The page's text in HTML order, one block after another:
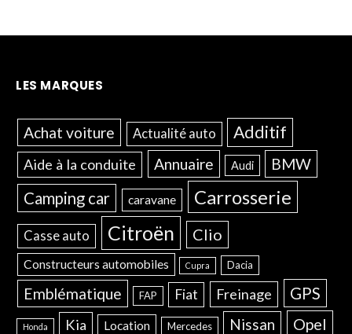
LES MARQUES
Achat voiture Actualité auto Additif
Aide à la conduite Annuaire Audi BMW
Camping car caravane Carrosserie
Casse auto Citroën Clio
Constructeurs automobiles Cupra Dacia
Emblématique FAP Fiat Freinage GPS
Honda Kia Location Mercedes Nissan Opel